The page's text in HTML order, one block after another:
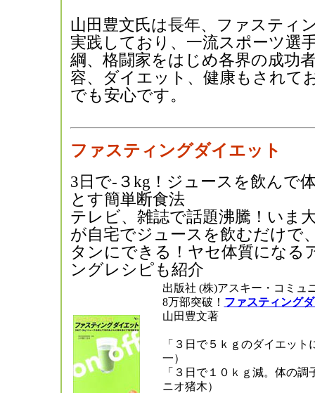
山田豊文氏は長年、ファスティ
実践しており、一流スポーツ選
綱、格闘家をはじめ各界の成功
容、ダイエット、健康もされて
でも安心です。
ファスティングダイエット
3日で-３kg！ジュースを飲んで
とす簡単断食法
テレビ、雑誌で話題沸騰！いま
が自宅でジュースを飲むだけで
タンにできる！ヤセ体質になる
ングレシピも紹介
出版社 (株)アスキー・コミュ
8万部突破！ ファスティング
山田豊文著
「３日で５ｋｇのダイエッ
一）
「３日で１０ｋｇ減。体の
ニオ猪木）